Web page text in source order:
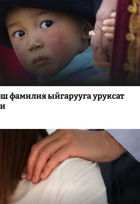
фамилия ыйгарууга уруксат